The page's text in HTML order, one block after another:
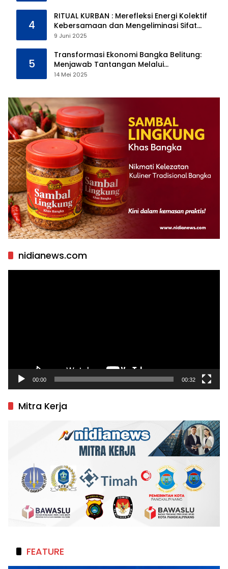
4
RITUAL KURBAN : Merefleksi Energi Kolektif
Kebersamaan dan Mengeliminasi Sifat
Kebinatangan Manusia
9 Juni 2025
5
Transformasi Ekonomi Bangka Belitung:
Menjawab Tantangan Melalui
Pengelolaan Sumber Daya Alam yang
14 Mei 2025
nidianews.com
00:00 00:32
Mitra Kerja
FEATURE